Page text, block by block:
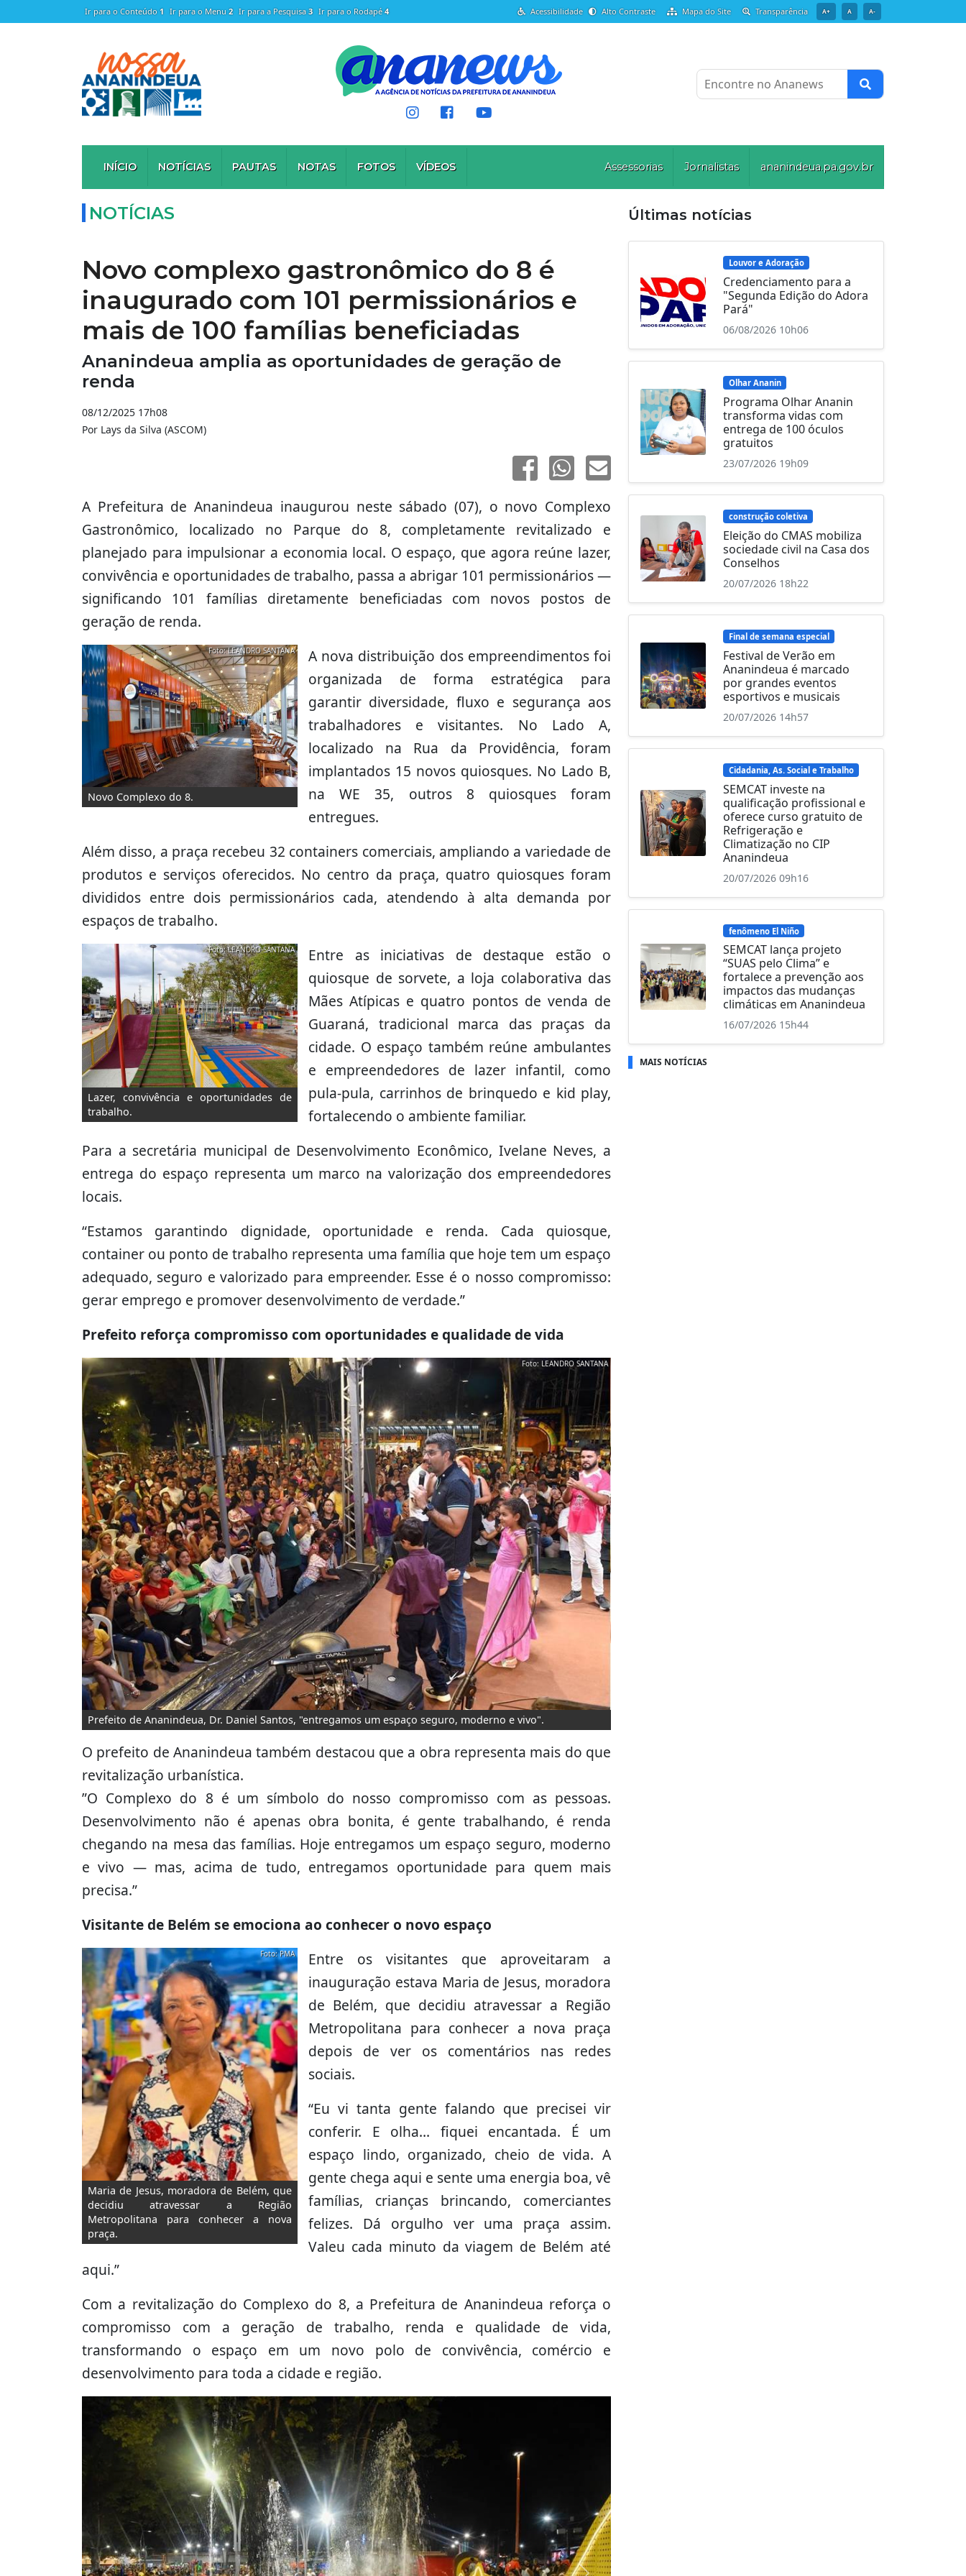
Ir para o Conteúdo 1 Ir para o Menu 2 Ir para a Pesquisa 3 Ir para o Rodapé4 Acessibilidade Alto Contraste Mapa do Site Transparência A+ A A-
Encontre no Ananews
INÍCIO NOTÍCIAS PAUTAS NOTAS FOTOS VÍDEOS Assessorias Jornalistas ananindeua.pa.gov.br
NOTÍCIAS
Novo complexo gastronômico do 8 é
inaugurado com 101 permissionários e
mais de 100 famílias beneficiadas
Ananindeua amplia as oportunidades de geração de
renda
08/12/2025 17h08
Por Lays da Silva (ASCOM)
A Prefeitura de Ananindeua inaugurou neste sábado (07), o novo Complexo
Gastronômico, localizado no Parque do 8, completamente revitalizado e
planejado para impulsionar a economia local. O espaço, que agora reúne lazer,
convivência e oportunidades de trabalho, passa a abrigar 101 permissionários —
significando 101 famílias diretamente beneficiadas com novos postos de
geração de renda.
Novo Complexo do 8.
Foto: LEANDRO SANTANA
A nova distribuição dos empreendimentos foi
organizada de forma estratégica para
garantir diversidade, fluxo e segurança aos
trabalhadores e visitantes. No Lado A,
localizado na Rua da Providência, foram
implantados 15 novos quiosques. No Lado B,
na WE 35, outros 8 quiosques foram
entregues.
Além disso, a praça recebeu 32 containers comerciais, ampliando a variedade de
produtos e serviços oferecidos. No centro da praça, quatro quiosques foram
divididos entre dois permissionários cada, atendendo à alta demanda por
espaços de trabalho.
Lazer, convivência e oportunidades de
trabalho.
Foto: LEANDRO SANTANA
Entre as iniciativas de destaque estão o
quiosque de sorvete, a loja colaborativa das
Mães Atípicas e quatro pontos de venda de
Guaraná, tradicional marca das praças da
cidade. O espaço também reúne ambulantes
e empreendedores de lazer infantil, como
pula-pula, carrinhos de brinquedo e kid play,
fortalecendo o ambiente familiar.
Para a secretária municipal de Desenvolvimento Econômico, Ivelane Neves, a
entrega do espaço representa um marco na valorização dos empreendedores
locais.
“Estamos garantindo dignidade, oportunidade e renda. Cada quiosque,
container ou ponto de trabalho representa uma família que hoje tem um espaço
adequado, seguro e valorizado para empreender. Esse é o nosso compromisso:
gerar emprego e promover desenvolvimento de verdade.”
Prefeito reforça compromisso com oportunidades e qualidade de vida
Prefeito de Ananindeua, Dr. Daniel Santos, "entregamos um espaço seguro, moderno e vivo".
Foto: LEANDRO SANTANA
O prefeito de Ananindeua também destacou que a obra representa mais do que
revitalização urbanística.
”O Complexo do 8 é um símbolo do nosso compromisso com as pessoas.
Desenvolvimento não é apenas obra bonita, é gente trabalhando, é renda
chegando na mesa das famílias. Hoje entregamos um espaço seguro, moderno
e vivo — mas, acima de tudo, entregamos oportunidade para quem mais
precisa.”
Visitante de Belém se emociona ao conhecer o novo espaço
Maria de Jesus, moradora de Belém, que
decidiu atravessar a Região
Metropolitana para conhecer a nova
praça.
Foto: PMA
Entre os visitantes que aproveitaram a
inauguração estava Maria de Jesus, moradora
de Belém, que decidiu atravessar a Região
Metropolitana para conhecer a nova praça
depois de ver os comentários nas redes
sociais.
“Eu vi tanta gente falando que precisei vir
conferir. E olha… fiquei encantada. É um
espaço lindo, organizado, cheio de vida. A
gente chega aqui e sente uma energia boa, vê
famílias, crianças brincando, comerciantes
felizes. Dá orgulho ver uma praça assim.
Valeu cada minuto da viagem de Belém até
aqui.”
Com a revitalização do Complexo do 8, a Prefeitura de Ananindeua reforça o
compromisso com a geração de trabalho, renda e qualidade de vida,
transformando o espaço em um novo polo de convivência, comércio e
desenvolvimento para toda a cidade e região.
Últimas notícias
Louvor e Adoração
Credenciamento para a
"Segunda Edição do Adora
Pará"
06/08/2026 10h06
Olhar Ananin
Programa Olhar Ananin
transforma vidas com
entrega de 100 óculos
gratuitos
23/07/2026 19h09
construção coletiva
Eleição do CMAS mobiliza
sociedade civil na Casa dos
Conselhos
20/07/2026 18h22
Final de semana especial
Festival de Verão em
Ananindeua é marcado
por grandes eventos
esportivos e musicais
20/07/2026 14h57
Cidadania, As. Social e Trabalho
SEMCAT investe na
qualificação profissional e
oferece curso gratuito de
Refrigeração e
Climatização no CIP
Ananindeua
20/07/2026 09h16
fenômeno El Niño
SEMCAT lança projeto
“SUAS pelo Clima” e
fortalece a prevenção aos
impactos das mudanças
climáticas em Ananindeua
16/07/2026 15h44
MAIS NOTÍCIAS